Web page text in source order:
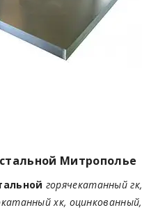
Митрополье
горячекатанный гк,
хк, оцинкованный,